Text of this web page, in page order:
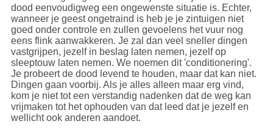
dood eenvoudigweg een ongewenste situatie is. Echter,
wanneer je geest ongetraind is heb je je zintuigen niet
goed onder controle en zullen gevoelens het vuur nog
eens flink aanwakkeren. Je zal dan veel sneller dingen
vastgrijpen, jezelf in beslag laten nemen, jezelf op
sleeptouw laten nemen. We noemen dit 'conditionering'.
Je probeert de dood levend te houden, maar dat kan niet.
Dingen gaan voorbij. Als je alles alleen maar erg vind,
kom je niet tot een verstandig nadenken dat de weg kan
vrijmaken tot het ophouden van dat leed dat je jezelf en
wellicht ook anderen aandoet.